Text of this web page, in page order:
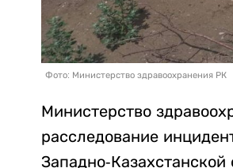
Фото: Министерство здравоохранения РК
Министерство
расследование
Западно-